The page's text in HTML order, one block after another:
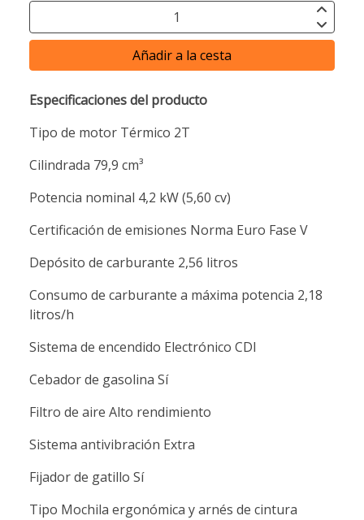
Añadir a la cesta
Especificaciones del producto
Tipo de motor Térmico 2T
Cilindrada 79,9 cm³
Potencia nominal 4,2 kW (5,60 cv)
Certificación de emisiones Norma Euro Fase V
Depósito de carburante 2,56 litros
Consumo de carburante a máxima potencia 2,18
litros/h
Sistema de encendido Electrónico CDI
Cebador de gasolina Sí
Filtro de aire Alto rendimiento
Sistema antivibración Extra
Fijador de gatillo Sí
Tipo Mochila ergonómica y arnés de cintura